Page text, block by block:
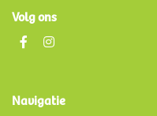
Volg ons
Navigatie